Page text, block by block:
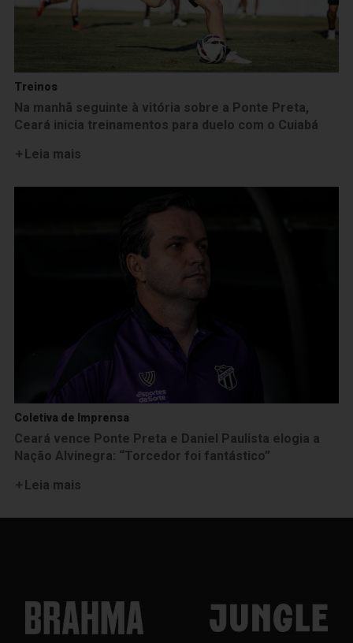
Treinos
Na manhã seguinte à vitória sobre a Ponte Preta,
Ceará inicia treinamentos para duelo com o Cuiabá
Leia mais
Coletiva de Imprensa
Ceará vence Ponte Preta e Daniel Paulista elogia a
Nação Alvinegra: “Torcedor foi fantástico”
Leia mais